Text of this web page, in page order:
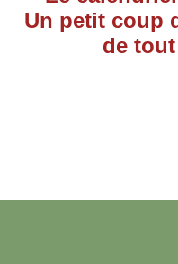
Un petit coup
de